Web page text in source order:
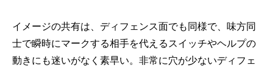
イメージの共有は、ディフェンス面でも同様で、味方同
士で瞬時にマークする相手を代えるスイッチやヘルプの
動きにも迷いがなく素早い。非常に穴が少ないディフェ